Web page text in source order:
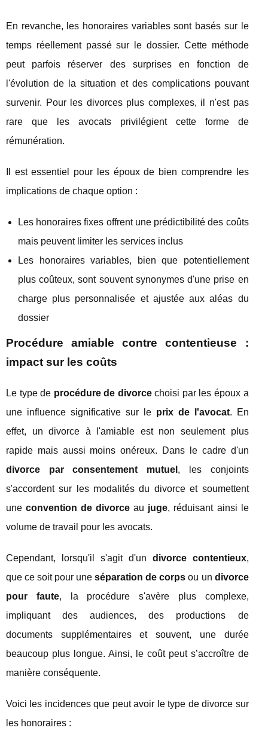
En revanche, les honoraires variables sont basés sur le
temps réellement passé sur le dossier. Cette méthode
peut parfois réserver des surprises en fonction de
l'évolution de la situation et des complications pouvant
survenir. Pour les divorces plus complexes, il n'est pas
rare que les avocats privilégient cette forme de
rémunération.
Il est essentiel pour les époux de bien comprendre les
implications de chaque option :
Les honoraires fixes offrent une prédictibilité des coûts
mais peuvent limiter les services inclus
Les honoraires variables, bien que potentiellement
plus coûteux, sont souvent synonymes d'une prise en
charge plus personnalisée et ajustée aux aléas du
dossier
Procédure amiable contre contentieuse :
impact sur les coûts
Le type de procédure de divorcechoisi par les époux a
une influence significative sur le prix de l'avocat. En
effet, un divorce à l'amiable est non seulement plus
rapide mais aussi moins onéreux. Dans le cadre d'un
divorce parconsentement mutuel , les conjoints
s'accordent sur les modalités du divorce et soumettent
uneconvention de divorce au juge, réduisant ainsi le
volume de travail pour les avocats.
Cependant, lorsqu'il s'agit d'un divorce contentieux,
que ce soit pour uneséparation de corps ou un divorce
pour faute, la procédure s'avère plus complexe,
impliquant des audiences, des productions de
documents supplémentaires et souvent, une durée
beaucoup plus longue. Ainsi, le coût peut s’accroître de
manière conséquente.
Voici les incidences que peut avoir le type de divorce sur
les honoraires :